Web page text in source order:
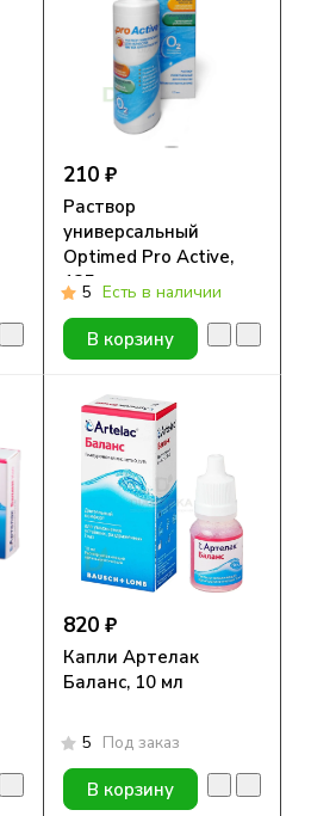
210 ₽
Раствор
универсальный
Optimed Pro Active,
125 мл
5 Есть в наличии
В корзину
820 ₽
Капли Артелак
Баланс, 10 мл
5 Под заказ
В корзину